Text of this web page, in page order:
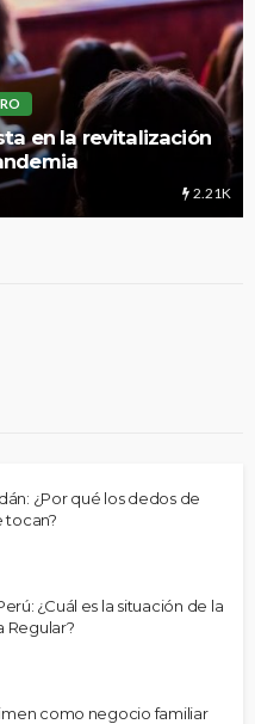
LIMA HIPERLOCAL
UNMSM: Cuando
educación
¿Por qué los dedos de
tocan?
¿Cuál es la situación de la
Regular?
como negocio familiar